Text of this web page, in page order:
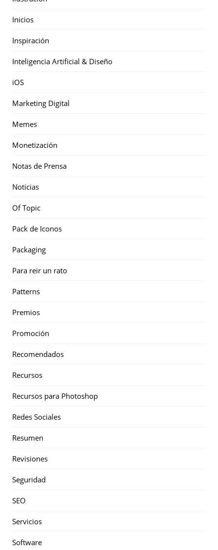
Inicios
Inspiración
Inteligencia Artificial & Diseño
iOS
Marketing Digital
Memes
Monetización
Notas de Prensa
Noticias
Of Topic
Pack de Iconos
Packaging
Para reir un rato
Patterns
Premios
Promoción
Recomendados
Recursos
Recursos para Photoshop
Redes Sociales
Resumen
Revisiones
Seguridad
SEO
Servicios
Software